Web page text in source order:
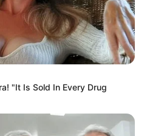
A
soha
"It Is Sold In Every Drug